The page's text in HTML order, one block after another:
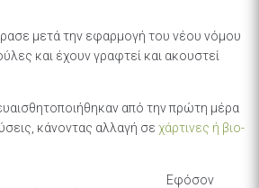
μετά την εφαρμογή του νέου νόμου
και έχουν γραφτεί και ακουστεί
από την πρώτη μέρα
κάνοντας αλλαγή σε χάρτινες ή βιο-
Εφόσον